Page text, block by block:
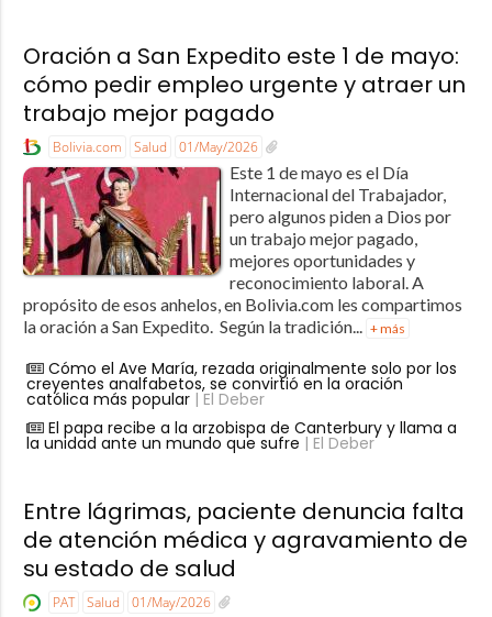
Oración a San Expedito este 1 de mayo:
cómo pedir empleo urgente y atraer un
trabajo mejor pagado
Bolivia.com Salud 01/May/2026
Este 1 de mayo es el Día
Internacional del Trabajador,
pero algunos piden a Dios por
un trabajo mejor pagado,
mejores oportunidades y
reconocimiento laboral. A
propósito de esos anhelos, en Bolivia.com les compartimos
la oración a San Expedito. Según la tradición... + más
Cómo el Ave María, rezada originalmente solo por los
creyentes analfabetos, se convirtió en la oración
católica más popular| El Deber
El papa recibe a la arzobispa de Canterbury y llama a
la unidad ante un mundo que sufre | El Deber
Entre lágrimas, paciente denuncia falta
de atención médica y agravamiento de
su estado de salud
PAT Salud 01/May/2026